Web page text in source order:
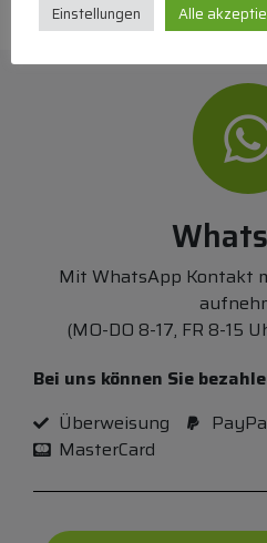
Mit WhatsApp Kontakt
(MO-DO 8-17, FR 8-15
Bei uns können Sie
Überweisung
MasterCard
Einstellungen Alle